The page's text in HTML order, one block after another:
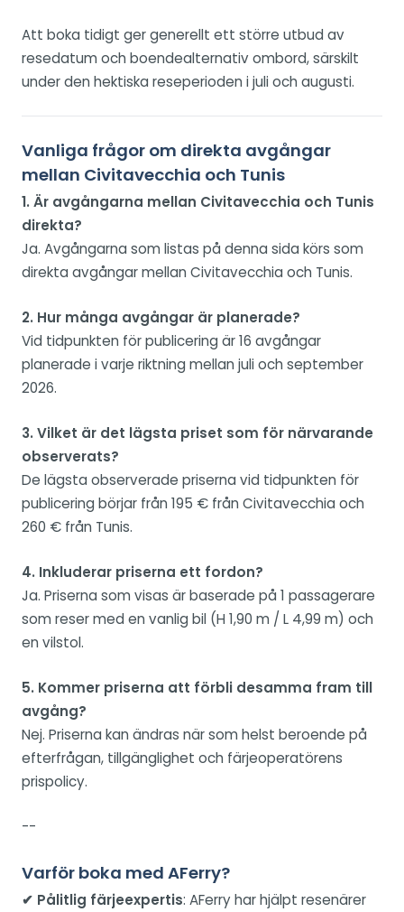
Att boka tidigt ger generellt ett större utbud av
resedatum och boendealternativ ombord, särskilt
under den hektiska reseperioden i juli och augusti.
Vanliga frågor om direkta avgångar
mellan Civitavecchia och Tunis
1. Är avgångarna mellan Civitavecchia och Tunis
direkta?
Ja. Avgångarna som listas på denna sida körs som
direkta avgångar mellan Civitavecchia och Tunis.
2. Hur många avgångar är planerade?
Vid tidpunkten för publicering är 16 avgångar
planerade i varje riktning mellan juli och september
2026.
3. Vilket är det lägsta priset som för närvarande
observerats?
De lägsta observerade priserna vid tidpunkten för
publicering börjar från 195 € från Civitavecchia och
260 € från Tunis.
4. Inkluderar priserna ett fordon?
Ja. Priserna som visas är baserade på 1 passagerare
som reser med en vanlig bil (H 1,90 m / L 4,99 m) och
en vilstol.
5. Kommer priserna att förbli desamma fram till
avgång?
Nej. Priserna kan ändras när som helst beroende på
efterfrågan, tillgänglighet och färjeoperatörens
prispolicy.
--
Varför boka med AFerry?
✔ Pålitlig färjeexpertis: AFerry har hjälpt resenärer